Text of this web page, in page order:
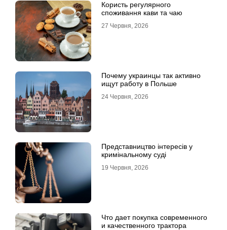
Користь регулярного
споживання кави та чаю
27 Червня, 2026
Почему украинцы так активно
ищут работу в Польше
24 Червня, 2026
Представництво інтересів у
кримінальному суді
19 Червня, 2026
Что дает покупка современного
и качественного трактора